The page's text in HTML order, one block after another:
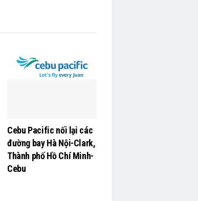
Cebu Pacific nối lại các
đường bay Hà Nội-Clark,
Thành phố Hồ Chí Minh-
Cebu